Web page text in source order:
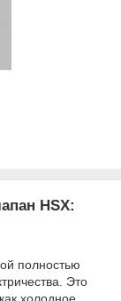
HSX:
полностью
Это
холодное